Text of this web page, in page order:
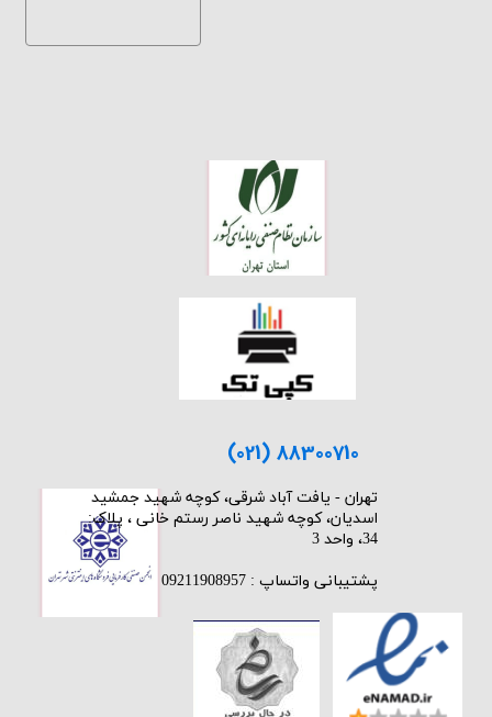
(021) 88300710
​تهران - یافت آباد شرقی، کوچه شهید جمشید
اسدیان، کوچه شهید ناصر رستم خانی ، پلاک:
34، واحد 3
پشتیبانی واتساپ : 09211908957